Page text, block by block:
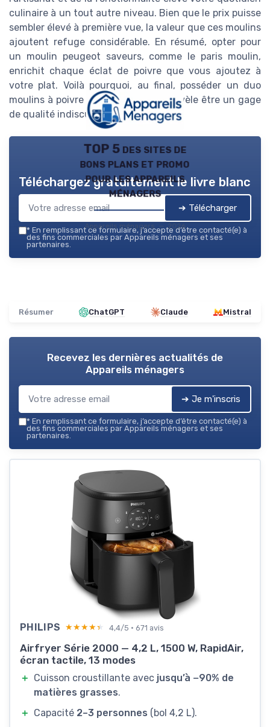
culinaire à un tout autre niveau. Bien que le prix puisse
sembler élevé à première vue, la valeur que ces moulins
ajoutent refuge considérable. En résumé, opter pour
un moulin peugeot saveurs, comme le paris moulin,
enrichit chaque éclat de poivre que vous ajoutez à
votre plat. Voilà pourquoi, au final, posséder un duo
moulins à poivre et sel Peugeot se révèle être un gage
de qualité indiscutable à long terme.
TOP 5 des sites de
bons plans et promo
pour les appareils
ménagers
Appareils ménagers — 2026
Téléchargez gratuitement le livre blanc
➔ Télécharger
* En remplissant ce formulaire, j’accepte d’être contacté(e) à
des fins commerciales par Appareils ménagers et ses
partenaires.
Résumer ChatGPT Claude Mistral
Recevez les dernières actualités de
Appareils ménagers
➔ Je m'inscris
* En remplissant ce formulaire, j’accepte d’être contacté(e) à
des fins commerciales par Appareils ménagers et ses
partenaires.
PHILIPS ★★★★★
★★★★★ 4,4/5 · 671 avis
Airfryer Série 2000 — 4,2 L, 1500 W, RapidAir,
écran tactile, 13 modes
＋ Cuisson croustillante avec jusqu’à −90% de
matières grasses.
＋ Capacité 2–3 personnes (bol 4,2 L).